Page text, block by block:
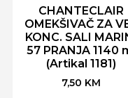
CHANTECLAIR
OMEKŠIVAČ ZA
KONC. SALI
57 PRANJA 1140
(Artikal 1181)
7,50 KM